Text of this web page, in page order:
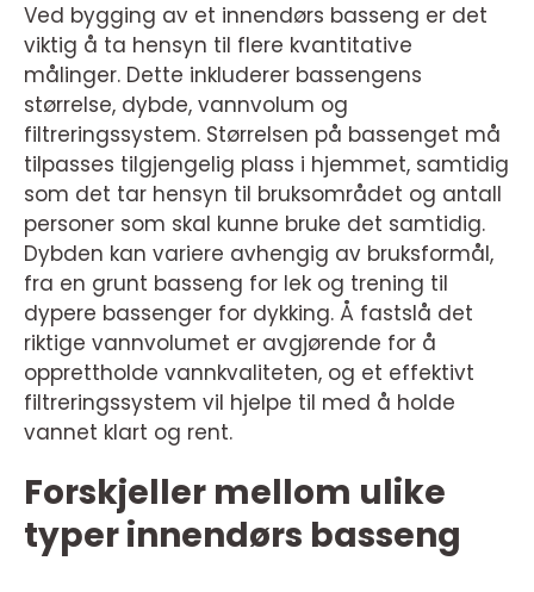
Ved bygging av et innendørs basseng er det
viktig å ta hensyn til flere kvantitative
målinger. Dette inkluderer bassengens
størrelse, dybde, vannvolum og
filtreringssystem. Størrelsen på bassenget må
tilpasses tilgjengelig plass i hjemmet, samtidig
som det tar hensyn til bruksområdet og antall
personer som skal kunne bruke det samtidig.
Dybden kan variere avhengig av bruksformål,
fra en grunt basseng for lek og trening til
dypere bassenger for dykking. Å fastslå det
riktige vannvolumet er avgjørende for å
opprettholde vannkvaliteten, og et effektivt
filtreringssystem vil hjelpe til med å holde
vannet klart og rent.
Forskjeller mellom ulike
typer innendørs basseng